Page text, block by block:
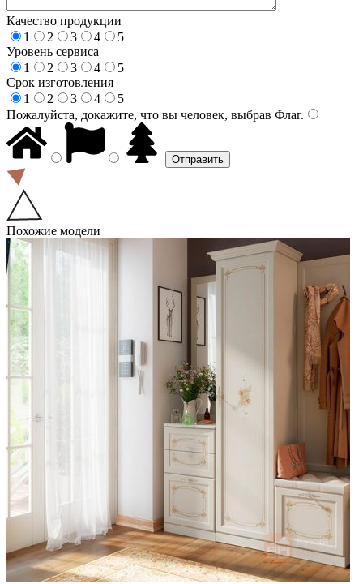
Качество продукции
1
2 3 4
5
Уровень сервиса
1
2 3 4
5
Срок изготовления
1
2 3 4
5
Пожалуйста, докажите, что вы человек, выбрав Флаг.
Похожие модели